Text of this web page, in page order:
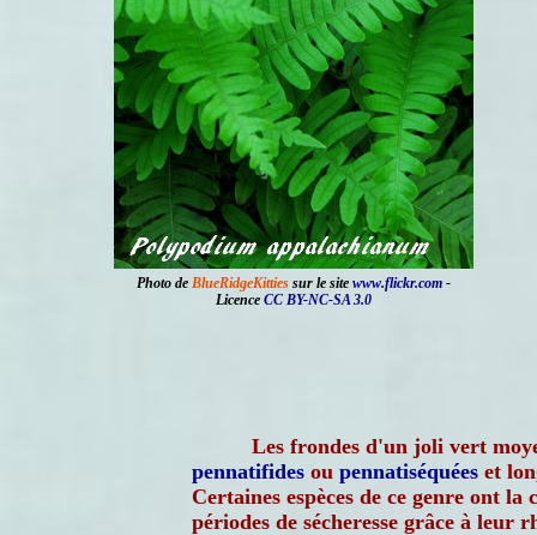
Photo de BlueRidgeKitties sur le site www.flickr.com -
Licence CC BY-NC-SA 3.0
Les frondes d'un joli vert
pennatifides ou pennatiséquées et
Certaines espèces de ce genre ont la
périodes de sécheresse grâce à leur